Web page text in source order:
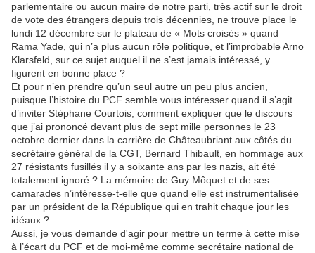
parlementaire ou aucun maire de notre parti, très actif sur le droit
de vote des étrangers depuis trois décennies, ne trouve place le
lundi 12 décembre sur le plateau de « Mots croisés » quand
Rama Yade, qui n’a plus aucun rôle politique, et l’improbable Arno
Klarsfeld, sur ce sujet auquel il ne s’est jamais intéressé, y
figurent en bonne place ?
Et pour n’en prendre qu’un seul autre un peu plus ancien,
puisque l’histoire du PCF semble vous intéresser quand il s’agit
d’inviter Stéphane Courtois, comment expliquer que le discours
que j’ai prononcé devant plus de sept mille personnes le 23
octobre dernier dans la carrière de Châteaubriant aux côtés du
secrétaire général de la CGT, Bernard Thibault, en hommage aux
27 résistants fusillés il y a soixante ans par les nazis, ait été
totalement ignoré ? La mémoire de Guy Môquet et de ses
camarades n’intéresse-t-elle que quand elle est instrumentalisée
par un président de la République qui en trahit chaque jour les
idéaux ?
Aussi, je vous demande d'agir pour mettre un terme à cette mise
à l’écart du PCF et de moi-même comme secrétaire national de